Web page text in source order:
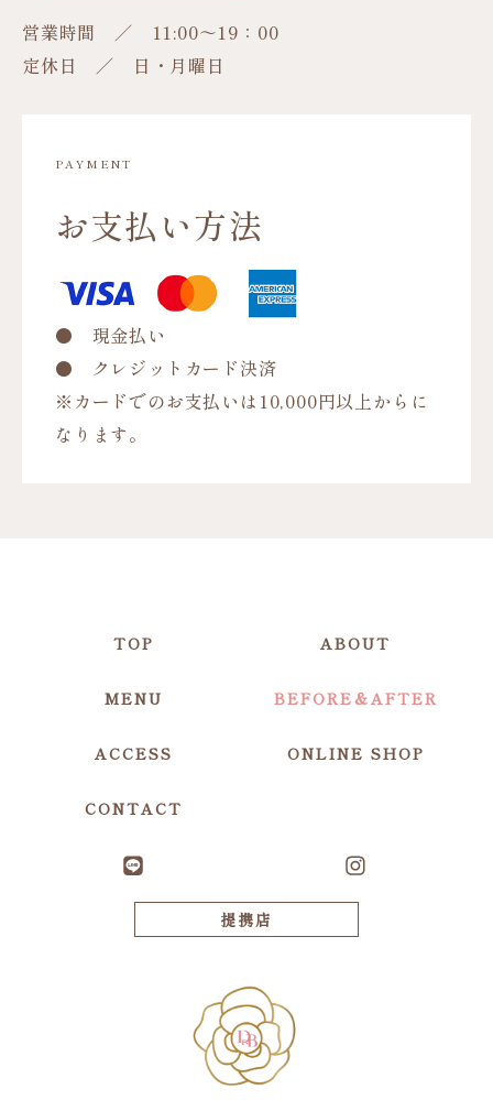
営業時間 ／ 11:00～19：00
定休日 ／ 日・月曜日
PAYMENT
お支払い方法
● 現金払い
● クレジットカード決済
※カードでのお支払いは10,000円以上からに
なります。
TOP ABOUT
MENU BEFORE＆AFTER
ACCESS ONLINE SHOP
CONTACT
提携店